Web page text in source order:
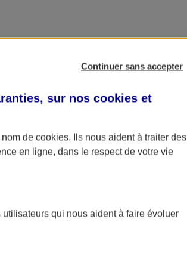
Continuer sans accepter
sur nos cookies et
de cookies. Ils nous aident à traiter des
en ligne, dans le respect de votre vie
utilisateurs qui nous aident à faire évoluer